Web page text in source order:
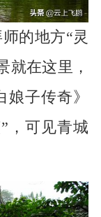
的地方“灵
就在这里，
子传奇》
，可见青城